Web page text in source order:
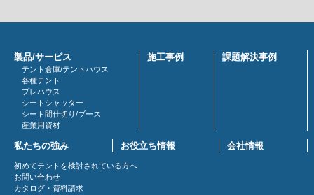
製品/サービス
テント倉庫/テントハウス
各種テント
プレハウス
シートシャッター
シート間仕切り/ブース
産業用資材
施工事例 課題解決事例
私たちの強み お役立ち情報 会社情報
初めてテントを検討されている方へ
お問い合わせ
カタログ・資料請求